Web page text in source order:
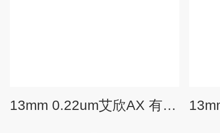
13mm 0.22um艾欣AX 有机针式过滤器